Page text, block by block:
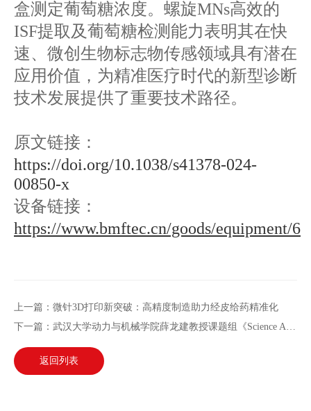
盒测定葡萄糖浓度。螺旋MNs高效的
ISF提取及葡萄糖检测能力表明其在快
速、微创生物标志物传感领域具有潜在
应用价值，为精准医疗时代的新型诊断
技术发展提供了重要技术路径。
原文链接：
https://doi.org/10.1038/s41378-024-
00850-x
设备链接：
https://www.bmftec.cn/goods/equipment/6
上一篇：微针3D打印新突破：高精度制造助力经皮给药精准化
返回列表